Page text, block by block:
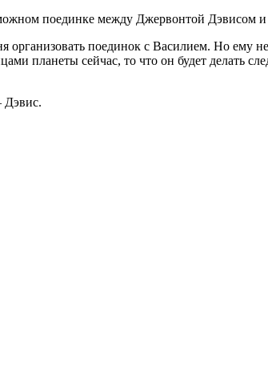
поединке между Джервонтой Дэвисом
поединок с Василием. Но ему
планеты сейчас, то что он будет делать
Дэвис.